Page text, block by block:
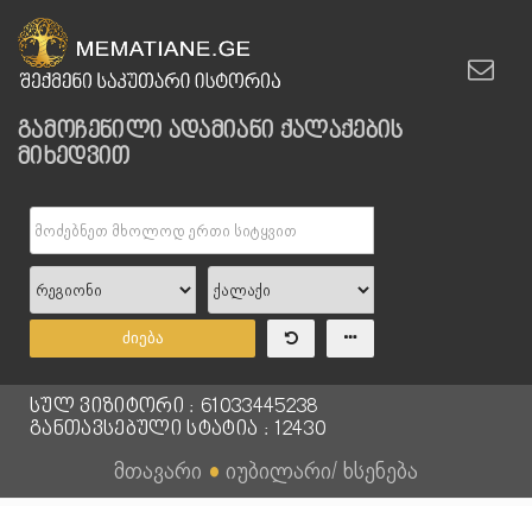
გამოჩენილი ადამიანი ქალაქების
მიხედვით
ძიება
სულ ვიზიტორი : 61033445238
განთავსებული სტატია : 12430
მთავარი ● იუბილარი/ ხსენება